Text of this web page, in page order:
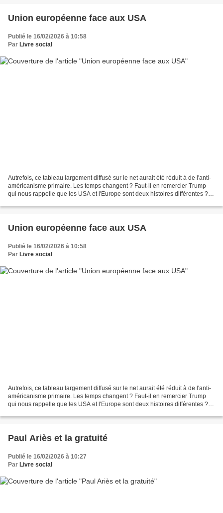
Union européenne face aux USA
Publié le 16/02/2026 à 10:58
Par Livre social
Autrefois, ce tableau largement diffusé sur le net aurait été réduit à de l'anti-
américanisme primaire. Les temps changent ? Faut-il en remercier Trump
qui nous rappelle que les USA et l'Europe sont deux histoires différentes ?
Union européenne face aux USA
Publié le 16/02/2026 à 10:58
Par Livre social
Autrefois, ce tableau largement diffusé sur le net aurait été réduit à de l'anti-
américanisme primaire. Les temps changent ? Faut-il en remercier Trump
qui nous rappelle que les USA et l'Europe sont deux histoires différentes ?
Paul Ariès et la gratuité
Publié le 16/02/2026 à 10:27
Par Livre social